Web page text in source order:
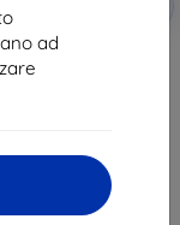
adTactical Glass
Pad 7/8/8 Pro,
> 5 pz